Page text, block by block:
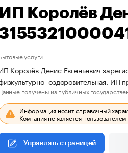
ИП Королёв
услуги
Королёв Денис Евгеньевич
оздоровительная.
получены из публичных
Информация носит справочный
Компания не является
Управлять страницей